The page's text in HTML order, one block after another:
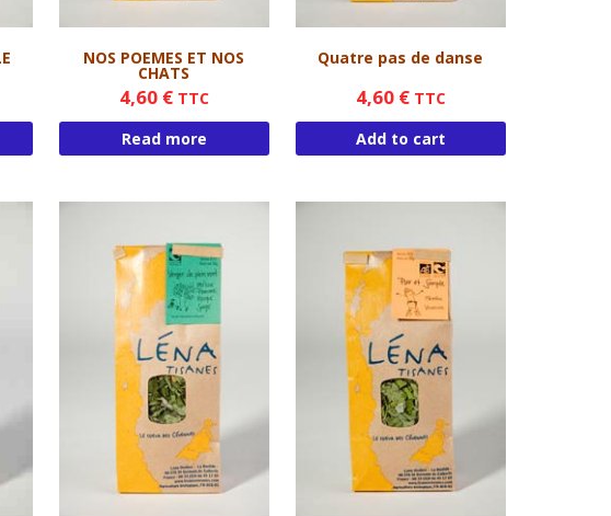
NOS POEMES ET NOS
CHATS
4,60 € TTC
Read more
Quatre pas de danse
4,60 € TTC
Add to cart